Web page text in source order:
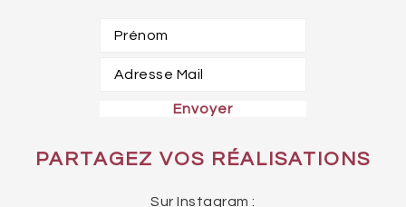
PARTAGEZ VOS RÉALISATIONS
Sur Instagram :